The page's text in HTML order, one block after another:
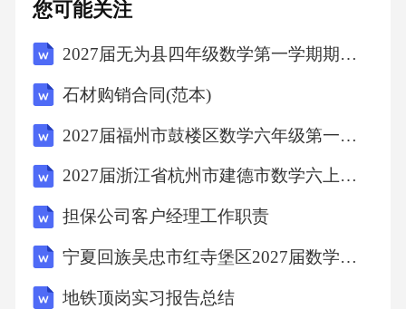
高温防护服、防尘口罩），发现隐患立即报
他人、不被他人伤害、保护他人不受伤害”的四
不伤害原则。车间主任与班组长安全职责车间
主任：安全生产第一责任人贯彻执行企业安全
生产规章制度，制定车间安全管理实施细则；
安全检查，督促隐患整改；组织事故应急救
援，向企业领导汇报车间安全生产情况。班组
长：班组安全直接管理者班前检查员工劳保用
您可能关注
2027届无为县四年级数学第一学期期末学业质量监测模拟试题含解析
石材购销合同(范本)
2027届福州市鼓楼区数学六年级第一学期期末学业水平测试模拟试题含解析
2027届浙江省杭州市建德市数学六上期末统考模拟试题含解析
担保公司客户经理工作职责
宁夏回族吴忠市红寺堡区2027届数学六年级第一学期期末质量检测试题含解析
地铁顶岗实习报告总结